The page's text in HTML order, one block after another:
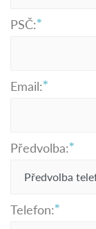
PSČ:
Email:
Předvolba:
Telefon: